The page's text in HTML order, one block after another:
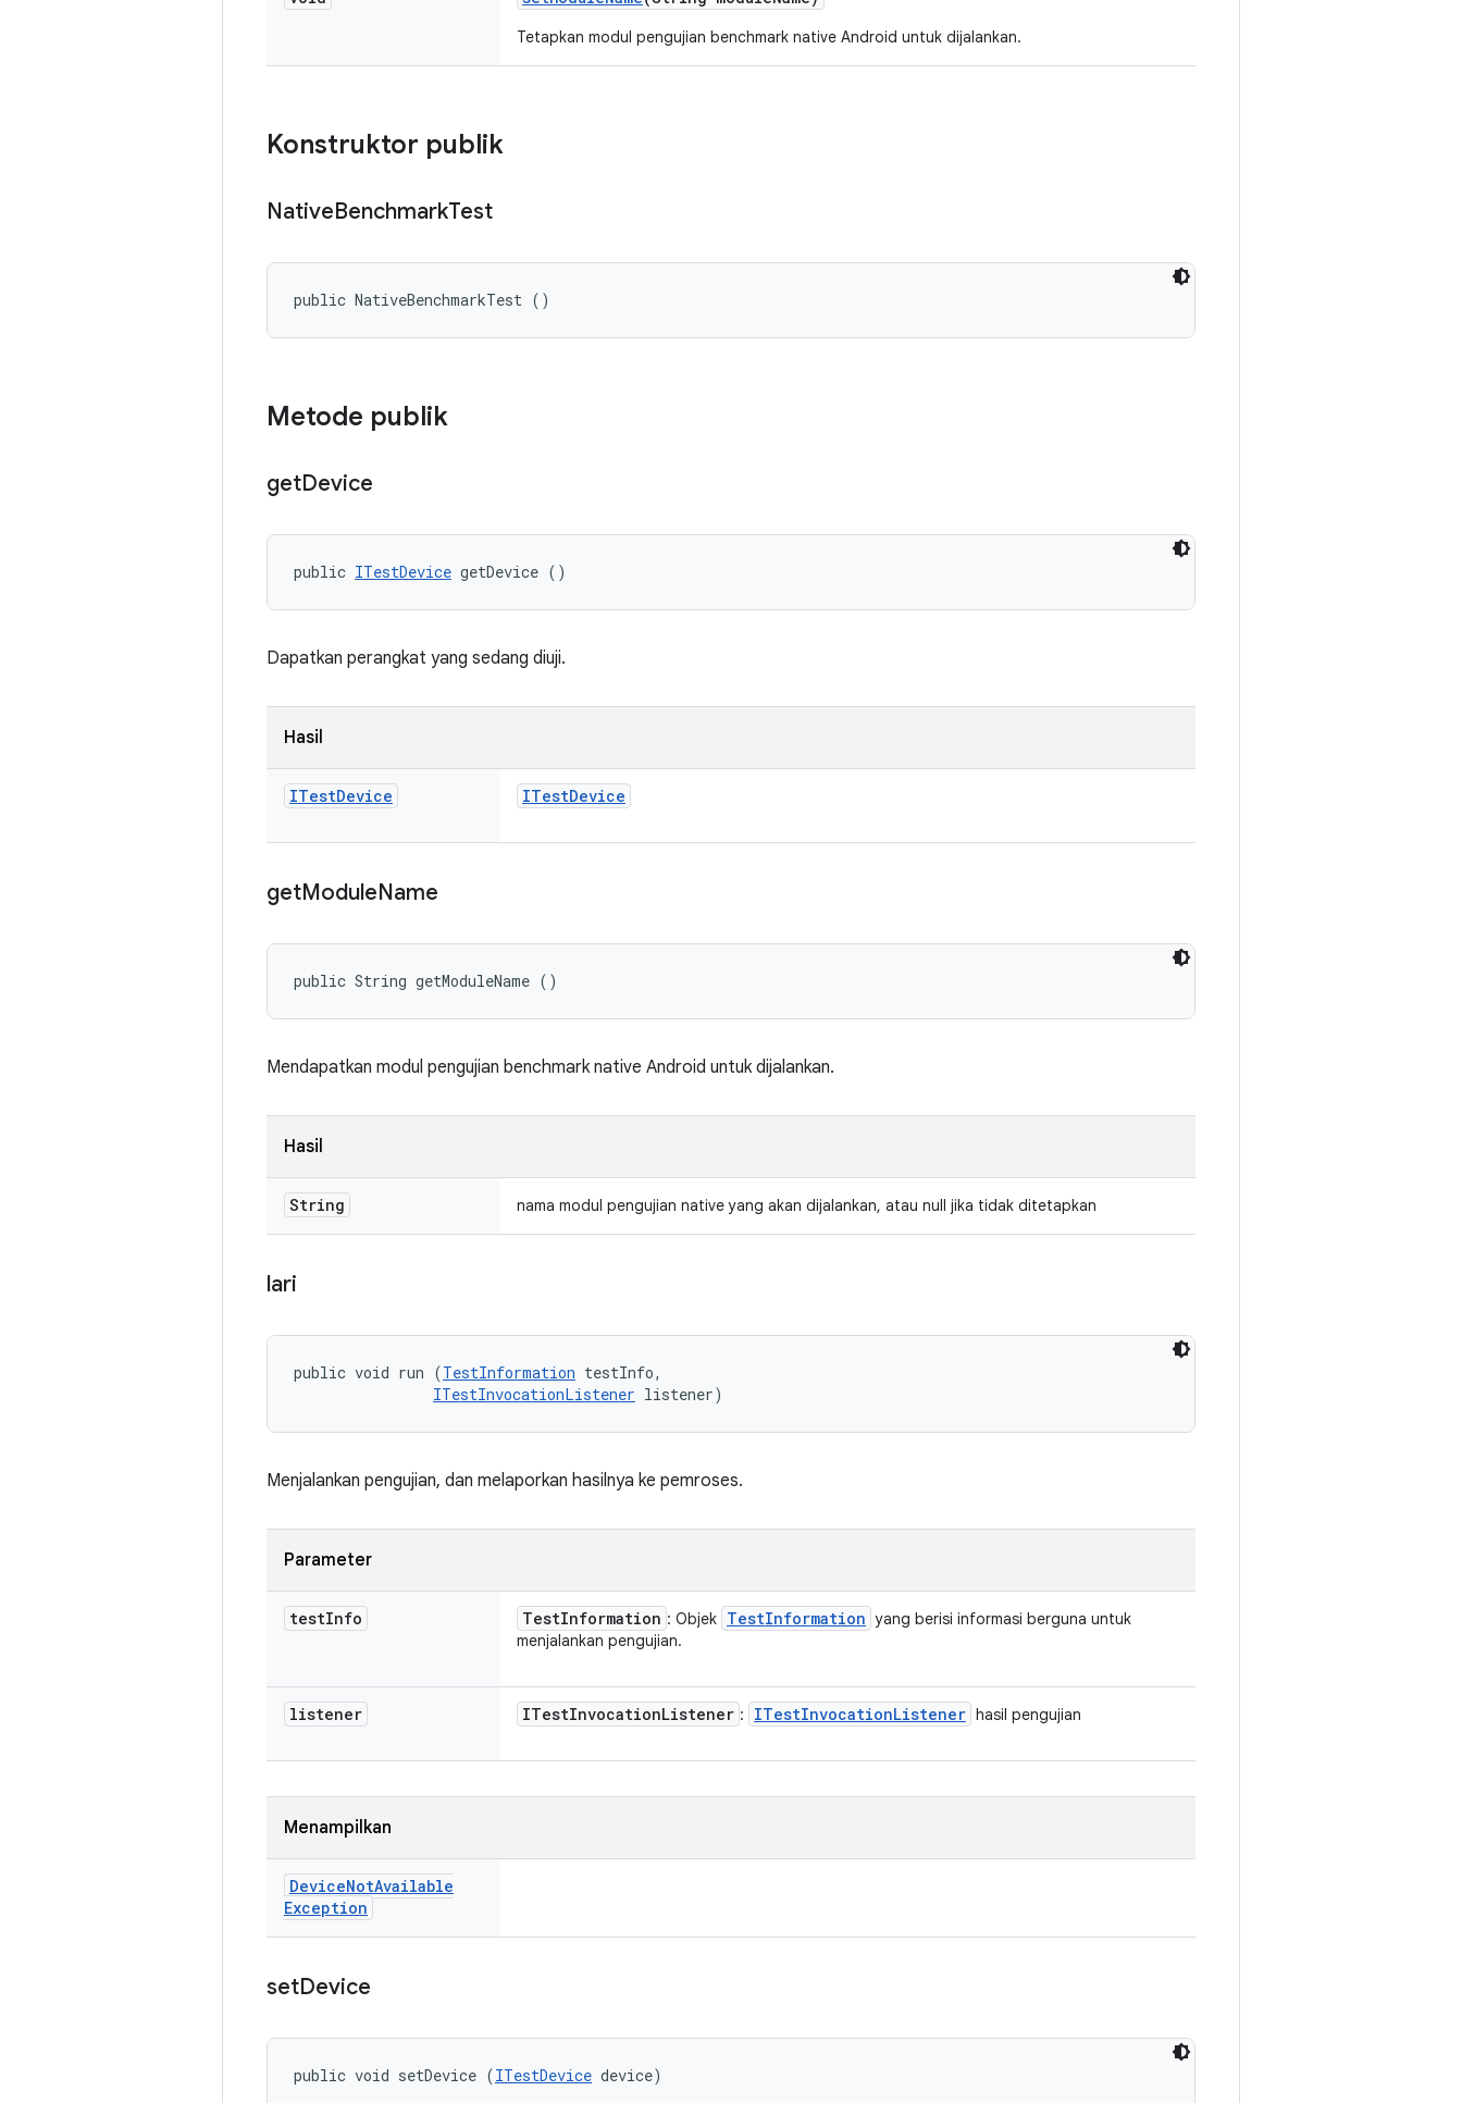
Tetapkan modul pengujian benchmark native Android untuk dijalankan.
Konstruktor publik
NativeBenchmarkTest
public NativeBenchmarkTest ()
Metode publik
getDevice
public ITestDevice getDevice ()
Dapatkan perangkat yang sedang diuji.
Hasil
ITestDevice ITestDevice
getModuleName
public String getModuleName ()
Mendapatkan modul pengujian benchmark native Android untuk dijalankan.
Hasil
String nama modul pengujian native yang akan dijalankan, atau null jika tidak ditetapkan
lari
public void run (TestInformation testInfo,
ITestInvocationListener listener)
Menjalankan pengujian, dan melaporkan hasilnya ke pemroses.
Parameter
testInfo TestInformation : Objek TestInformation yang berisi informasi berguna untuk
menjalankan pengujian.
listener ITestInvocationListener : ITestInvocationListener hasil pengujian
Menampilkan
DeviceNotAvailable
Exception
setDevice
public void setDevice (ITestDevice device)